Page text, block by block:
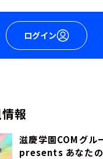
ログイン
報
滋慶学園COMグル
presents あなた